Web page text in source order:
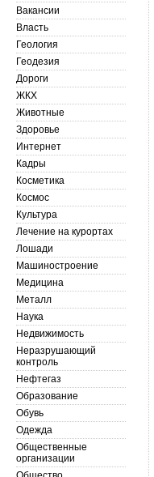
Вакансии
Власть
Геология
Геодезия
Дороги
ЖКХ
Животные
Здоровье
Интернет
Кадры
Косметика
Космос
Культура
Лечение на курортах
Лошади
Машиностроение
Медицина
Металл
Наука
Недвижимость
Неразрушающий
контроль
Нефтегаз
Образование
Обувь
Одежда
Общественные
организации